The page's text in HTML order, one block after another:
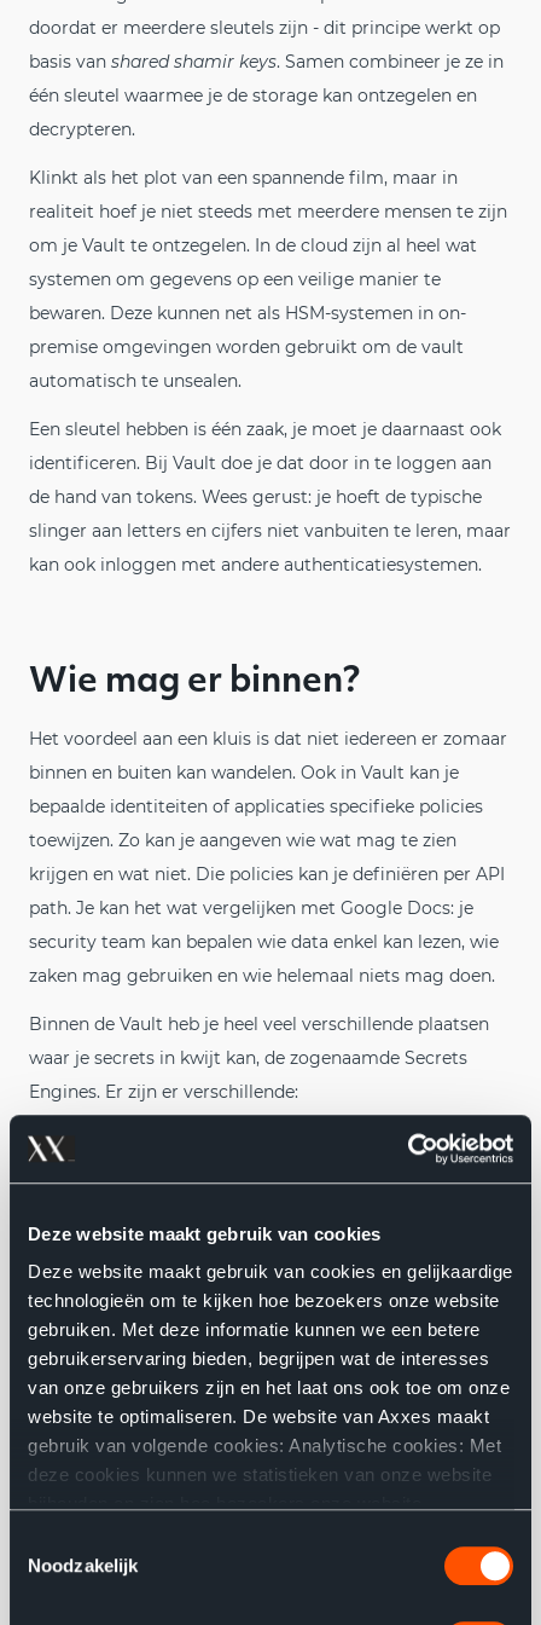
Deze website maakt gebruik van cookies
Deze website maakt gebruik van cookies en gelijkaardige
technologieën om te kijken hoe bezoekers onze website
gebruiken. Met deze informatie kunnen we een betere
gebruikerservaring bieden, begrijpen wat de interesses
van onze gebruikers zijn en het laat ons ook toe om onze
website te optimaliseren. De website van Axxes maakt
gebruik van volgende cookies: Analytische cookies: Met
deze cookies kunnen we statistieken van onze website
die u maakte op onze website, wat de website
gebruiksvriendelijker maakt. Gerichte cookies: Deze
tonen ons de pagina’s die u heeft bezocht en de links die
Noodzakelijk
doordat er meerdere sleutels zijn - dit principe werkt op
basis van shared shamir keys. Samen combineer je ze in
één sleutel waarmee je de storage kan ontzegelen en
decrypteren.
Klinkt als het plot van een spannende film, maar in
realiteit hoef je niet steeds met meerdere mensen te zijn
om je Vault te ontzegelen. In de cloud zijn al heel wat
systemen om gegevens op een veilige manier te
bewaren. Deze kunnen net als HSM-systemen in on-
premise omgevingen worden gebruikt om de vault
automatisch te unsealen.
Een sleutel hebben is één zaak, je moet je daarnaast ook
identificeren. Bij Vault doe je dat door in te loggen aan
de hand van tokens. Wees gerust: je hoeft de typische
slinger aan letters en cijfers niet vanbuiten te leren, maar
kan ook inloggen met andere authenticatiesystemen.
Wie mag er binnen?
Het voordeel aan een kluis is dat niet iedereen er zomaar
binnen en buiten kan wandelen. Ook in Vault kan je
bepaalde identiteiten of applicaties specifieke policies
toewijzen. Zo kan je aangeven wie wat mag te zien
krijgen en wat niet. Die policies kan je definiëren per API
path. Je kan het wat vergelijken met Google Docs: je
security team kan bepalen wie data enkel kan lezen, wie
zaken mag gebruiken en wie helemaal niets mag doen.
Binnen de Vault heb je heel veel verschillende plaatsen
waar je secrets in kwijt kan, de zogenaamde Secrets
Engines. Er zijn er verschillende:
Generieke: Key Value, certificaten, SSH keys...
Cloud: AWS, Azure, GCP...
Infra: databases, andere HashiCorp-producten zoals
Nomad en Consul
Onder Key Value secrets verstaan we onder andere
gebruikersnamen en paswoorden. Extra handig is dat je
die in JSON kan opvragen, wat volledig past binnen de
applicaties kunnen dus perfect een secret, met een curl
call, in JSON-formaat uitlezen. Voldoet de aanvraag aan